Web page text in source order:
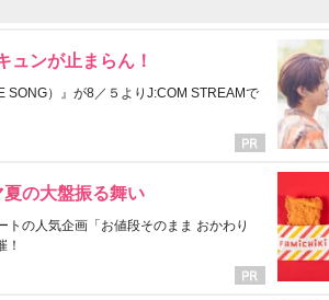
ュンが止まらん！
SONG）』が8／５よりJ:COM STREAMで
の大盤振る舞い
の人気企画「お値段そのまま おかわり
！